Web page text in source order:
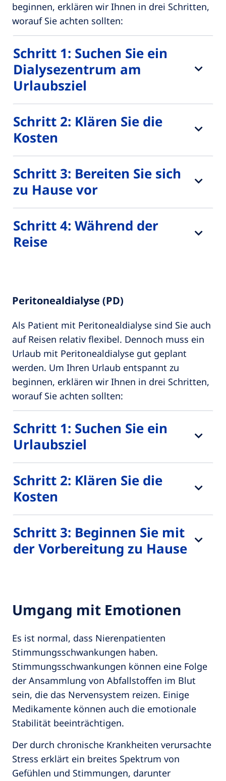
beginnen, erklären wir Ihnen in drei Schritten,
worauf Sie achten sollten:
Schritt 1: Suchen Sie ein
Dialysezentrum am
Urlaubsziel
Schritt 2: Klären Sie die
Kosten
Schritt 3: Bereiten Sie sich
zu Hause vor
Schritt 4: Während der
Reise
Peritonealdialyse (PD)
Als Patient mit Peritonealdialyse sind Sie auch
auf Reisen relativ flexibel. Dennoch muss ein
Urlaub mit Peritonealdialyse gut geplant
werden. Um Ihren Urlaub entspannt zu
beginnen, erklären wir Ihnen in drei Schritten,
worauf Sie achten sollten:
Schritt 1: Suchen Sie ein
Urlaubsziel
Schritt 2: Klären Sie die
Kosten
Schritt 3: Beginnen Sie mit
der Vorbereitung zu Hause
Umgang mit Emotionen
Es ist normal, dass Nierenpatienten
Stimmungsschwankungen haben.
Stimmungsschwankungen können eine Folge
der Ansammlung von Abfallstoffen im Blut
sein, die das Nervensystem reizen. Einige
Medikamente können auch die emotionale
Stabilität beeinträchtigen.
Der durch chronische Krankheiten verursachte
Stress erklärt ein breites Spektrum von
Gefühlen und Stimmungen, darunter